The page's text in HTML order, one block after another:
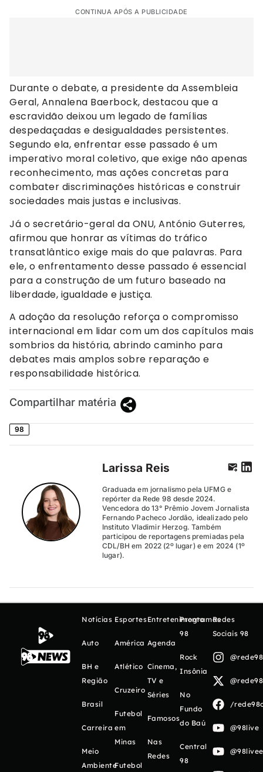
CONTINUA APÓS A PUBLICIDADE
Durante o debate, a presidente da Assembleia
Geral, Annalena Baerbock, destacou que a
escravidão deixou um legado de famílias
despedaçadas e desigualdades persistentes.
Segundo ela, enfrentar esse passado é um
imperativo moral coletivo, que exige não apenas
reconhecimento, mas ações concretas para
combater discriminações históricas e construir
sociedades mais justas e inclusivas.
Já o secretário-geral da ONU, António Guterres,
afirmou que honrar as vítimas do tráfico
transatlântico exige mais do que palavras. Para
ele, o enfrentamento desse passado é essencial
para a construção de um futuro baseado na
liberdade, igualdade e justiça.
A adoção da resolução reforça o compromisso
internacional em lidar com um dos capítulos mais
sombrios da história, abrindo caminho para
debates mais amplos sobre reparação e
responsabilidade histórica.
Compartilhar matéria
98
Larissa Reis
Graduada em jornalismo pela UFMG e
repórter da Rede 98 desde 2024.
Vencedora do 13° Prêmio Jovem Jornalista
Fernando Pacheco Jordão, idealizado pelo
Instituto Vladimir Herzog. Também
participou de reportagens premiadas pela
CDL/BH em 2022 (2º lugar) e em 2024 (1º
lugar).
Notícias
Auto
BH e
Região
Brasil
Carreira
Meio
Ambiente
Esportes
América
Atlético
Cruzeiro
Futebol
em
Minas
Futebol
Entretenimento
Agenda
Cinema,
TV e
Séries
Famosos
Nas
Redes
Programas
98
Rock
Insônia
No
Fundo
do Baú
Central
98
Redes
Sociais 98
/
@98live